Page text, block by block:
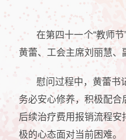
在第四十一个“教师
黄蕾、工会主席刘丽慧、
慰问过程中，黄蕾书
务必安心修养，积极配合
后续治疗费用报销流程
极的心态面对当前困难。